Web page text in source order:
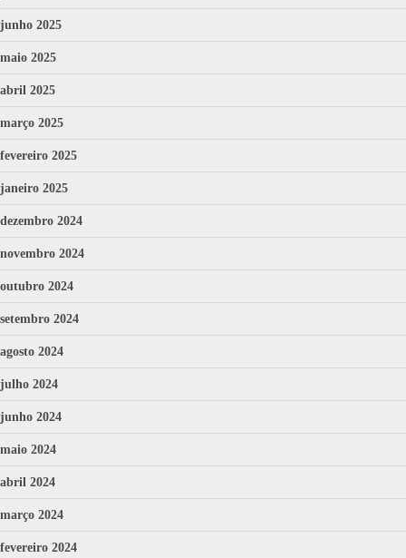
junho 2025
maio 2025
abril 2025
março 2025
fevereiro 2025
janeiro 2025
dezembro 2024
novembro 2024
outubro 2024
setembro 2024
agosto 2024
julho 2024
junho 2024
maio 2024
abril 2024
março 2024
fevereiro 2024